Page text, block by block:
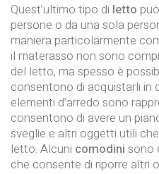
Quest’ultimo tipo di letto
persone o da una sola
maniera particolarmente
il materasso non sono
del letto, ma spesso è
consentono di acquistarli in
elementi d’arredo sono
consentono di avere un
sveglie e altri oggetti utili
letto. Alcuni comodini sono
che consente di riporre altri